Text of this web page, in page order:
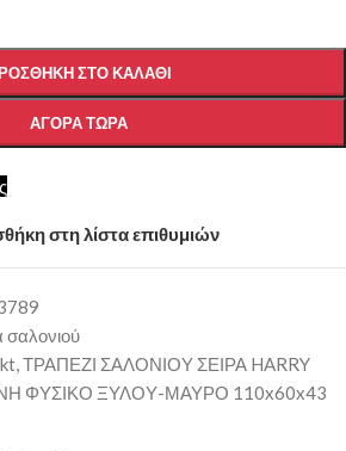
ΣΤΟ ΚΑΛΆΘΙ
ΑΓΟΡΆ ΤΏΡΑ
στη λίστα επιθυμιών
σαλονιού
,ΤΡΑΠΕΖΙ ΣΑΛΟΝΙΟΥ ΣΕΙΡΑ HARRY
ΦΥΣΙΚΟ ΞΥΛΟΥ-ΜΑΥΡΟ 110x60x43